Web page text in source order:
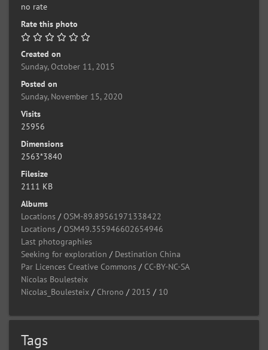
no rate
Rate this photo
Created on
Sunday, October 11, 2015
Posted on
Sunday, November 15, 2020
Visits
25956
Dimensions
2563*3840
Filesize
2111 KB
Albums
Locations / OSM-89.89561971338422
Locations / OSM49.355946602654946
Last photographies
Seeking for exploration / Destination China
Par Licences Creative Commons / CC-BY-NC-SA
Nicolas Boulesteix
Nicolas_Boulesteix / Chrono / 2015 / 10
Tags